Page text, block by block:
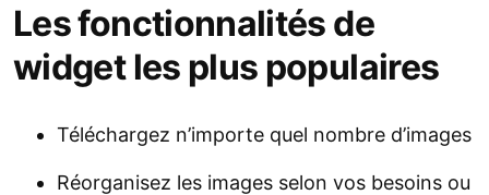
Les fonctionnalités de
widget les plus populaires
Téléchargez n’importe quel nombre d’images
Réorganisez les images selon vos besoins ou